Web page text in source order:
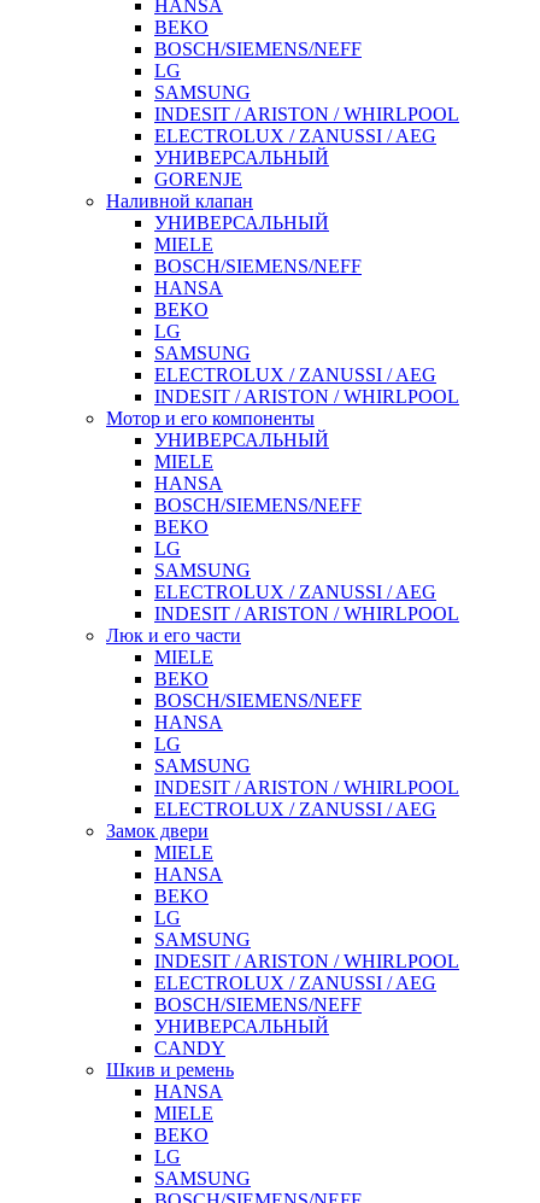
HANSA
BEKO
BOSCH/SIEMENS/NEFF
LG
SAMSUNG
INDESIT / ARISTON / WHIRLPOOL
ELECTROLUX / ZANUSSI / AEG
УНИВЕРСАЛЬНЫЙ
GORENJE
Наливной клапан
УНИВЕРСАЛЬНЫЙ
MIELE
BOSCH/SIEMENS/NEFF
HANSA
BEKO
LG
SAMSUNG
ELECTROLUX / ZANUSSI / AEG
INDESIT / ARISTON / WHIRLPOOL
Мотор и его компоненты
УНИВЕРСАЛЬНЫЙ
MIELE
HANSA
BOSCH/SIEMENS/NEFF
BEKO
LG
SAMSUNG
ELECTROLUX / ZANUSSI / AEG
INDESIT / ARISTON / WHIRLPOOL
Люк и его части
MIELE
BEKO
BOSCH/SIEMENS/NEFF
HANSA
LG
SAMSUNG
INDESIT / ARISTON / WHIRLPOOL
ELECTROLUX / ZANUSSI / AEG
Замок двери
MIELE
HANSA
BEKO
LG
SAMSUNG
INDESIT / ARISTON / WHIRLPOOL
ELECTROLUX / ZANUSSI / AEG
BOSCH/SIEMENS/NEFF
УНИВЕРСАЛЬНЫЙ
CANDY
Шкив и ремень
HANSA
MIELE
BEKO
LG
SAMSUNG